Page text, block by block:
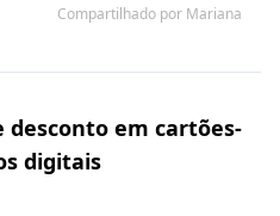
Compartilhado por Mariana
desconto em cartões-
digitais